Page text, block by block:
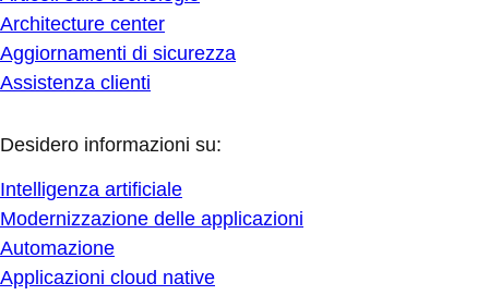
Architecture center
Aggiornamenti di sicurezza
Assistenza clienti
Desidero informazioni su:
Intelligenza artificiale
Modernizzazione delle applicazioni
Automazione
Applicazioni cloud native